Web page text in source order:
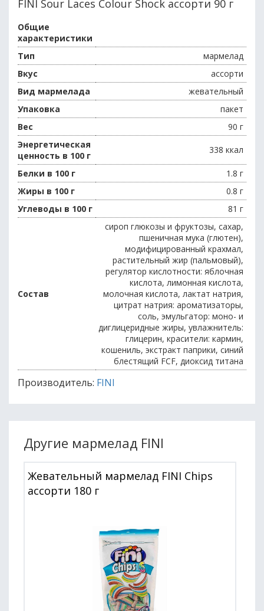
FINI Sour Laces Colour Shock ассорти 90 г
Общие
характеристики
Тип
мармелад
Вкус
ассорти
Вид мармелада
жевательный
Упаковка
пакет
Вес
90 г
Энергетическая
ценность в 100 г
338 ккал
Белки в 100 г
1.8 г
Жиры в 100 г
0.8 г
Углеводы в 100 г
81 г
Состав
сироп глюкозы и фруктозы, сахар,
пшеничная мука (глютен),
модифицированный крахмал,
растительный жир (пальмовый),
регулятор кислотности: яблочная
кислота, лимонная кислота,
молочная кислота, лактат натрия,
цитрат натрия: ароматизаторы,
соль, эмульгатор: моно- и
диглицеридные жиры, увлажнитель:
глицерин, красители: кармин,
кошениль, экстракт паприки, синий
блестящий FCF, диоксид титана
Производитель: FINI
Другие мармелад FINI
Жевательный мармелад FINI Chips
ассорти 180 г